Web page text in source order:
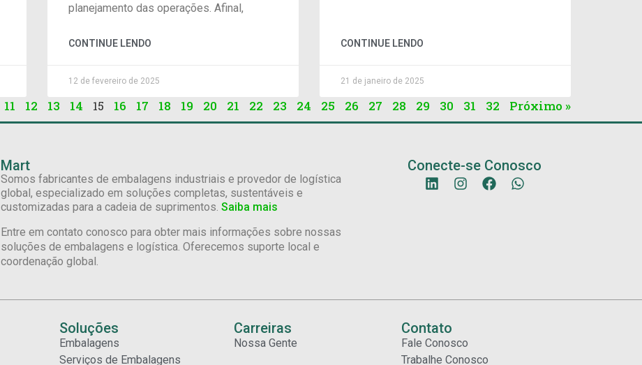
planejamento das operações. Afinal,
CONTINUE LENDO
12 de fevereiro de 2025
CONTINUE LENDO
21 de janeiro de 2025
11 12 13 14 15 16 17 18 19 20 21 22 23 24 25 26 27 28 29 30 31 32 Próximo »
Mart
Somos fabricantes de embalagens industriais e provedor de logística
global, especializado em soluções completas, sustentáveis e
customizadas para a cadeia de suprimentos.Saiba mais
Entre em contato conosco para obter mais informações sobre nossas
soluções de embalagens e logística. Oferecemos suporte local e
coordenação global.
Conecte-se Conosco
Soluções
Embalagens
Serviços de Embalagens
Carreiras
Nossa Gente
Contato
Fale Conosco
Trabalhe Conosco